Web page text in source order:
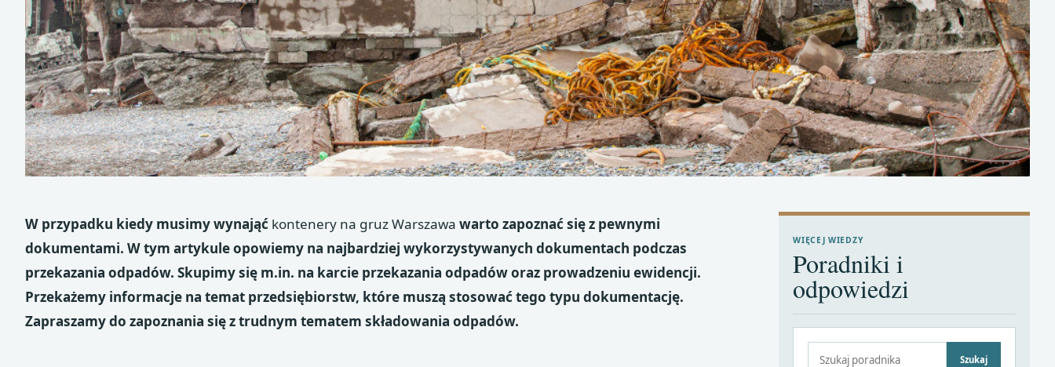
W przypadku kiedy musimy wynająć kontenery na gruz Warszawa warto zapoznać się z pewnymi
dokumentami. W tym artykule opowiemy na najbardziej wykorzystywanych dokumentach podczas
przekazania odpadów. Skupimy się m.in. na karcie przekazania odpadów oraz prowadzeniu ewidencji.
Przekażemy informacje na temat przedsiębiorstw, które muszą stosować tego typu dokumentację.
Zapraszamy do zapoznania się z trudnym tematem składowania odpadów.
WIĘCEJ WIEDZY
Poradniki i
odpowiedzi
Szukaj